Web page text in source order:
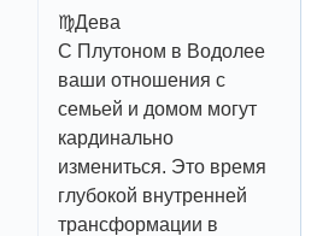
♍️Дева
С Плутоном в Водолее
ваши отношения с
семьей и домом могут
кардинально
измениться. Это время
глубокой внутренней
трансформации в